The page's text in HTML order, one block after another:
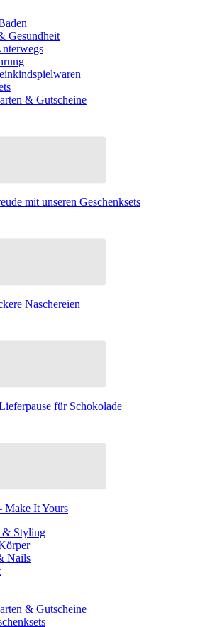
Gesundheit
& Gutscheine
mit unseren Geschenksets
Naschereien
für Schokolade
Make It Yours
& Styling
Nails
& Gutscheine